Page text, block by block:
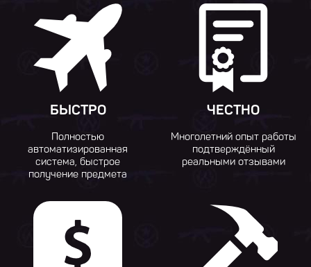
БЫСТРО
Полностью
автоматизированная
система, быстрое
получение предмета
ЧЕСТНО
Многолетний опыт работы
подтверждённый
реальными отзывами